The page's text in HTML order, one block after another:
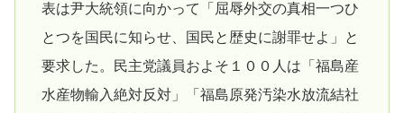
表は尹大統領に向かって「屈辱外交の真相一つひ
とつを国民に知らせ、国民と歴史に謝罪せよ」と
要求した。民主党議員およそ１００人は「福島産
水産物輸入絶対反対」「福島原発汚染水放流結社